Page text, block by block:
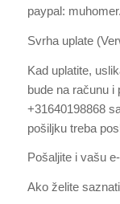
paypal:
Svrha uplate
Kad uplatite,
bude na računu i
+31640198868
pošiljku treba
Pošaljite i vašu
Ako želite